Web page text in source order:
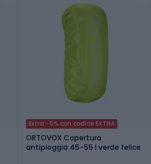
Extra -5% con codice EXTRA
ORTOVOX Copertura
antipioggia 45-55 l verde felice